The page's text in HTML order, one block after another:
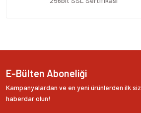
E-Bülten Aboneliği
Kampanyalardan ve en yeni ürünlerden ilk siz
haberdar olun!